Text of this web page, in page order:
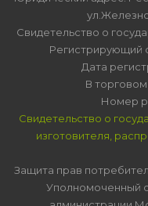
Свидетельство о
Регистрирующий
Дата
В торговом
Номер
Свидетельство о
изготовителя,
Защита прав
Уполномоченный